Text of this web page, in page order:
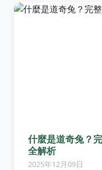
什麼是道奇兔？
全解析
2025年12月09日